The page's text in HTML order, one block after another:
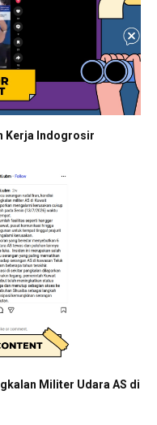
Kerja Indogrosir
Militer Udara AS di